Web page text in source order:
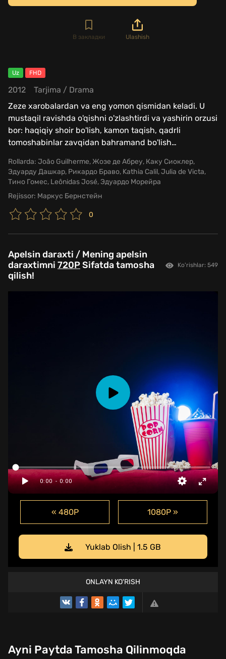
В закладки Ulashish
Uz FHD
2012 Tarjima / Drama
Zeze xarobalardan va eng yomon qismidan keladi. U
mustaqil ravishda o'qishni o'zlashtirdi va yashirin orzusi
bor: haqiqiy shoir bo'lish, kamon taqish, qadrli
tomoshabinlar zavqidan bahramand bo'lish…
Rollarda: João Guilherme, Жозе де Абреу, Каку Сиоклер,
Эдуарду Дашкар, Рикардо Браво, Kathia Calil, Julia de Victa,
Тино Гомес, Leônidas José, Эдуардо Морейра
Rejissor: Маркус Бернстейн
0
Apelsin daraxti / Mening apelsin
daraxtimni 720PSifatda tamosha
qilish!
Ko'rishlar: 549
« 480P 1080P »
Yuklab Olish | 1.5 GB
ONLAYN KO'RISH
Ayni Paytda Tamosha Qilinmoqda